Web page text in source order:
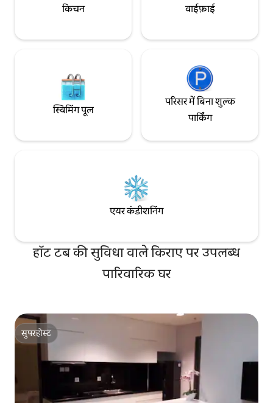
किचन वाईफ़ाई
स्विमिंग पूल
परिसर में बिना शुल्क
पार्किंग
एयर कंडीशनिंग
हॉट टब की सुविधा वाले किराए पर उपलब्ध
पारिवारिक घर
सुपरहोस्ट
सुपरहोस्ट